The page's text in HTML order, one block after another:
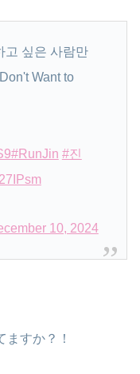
고 싶은 사람만
Want to
#RunJin #진
10, 2024
すか？！